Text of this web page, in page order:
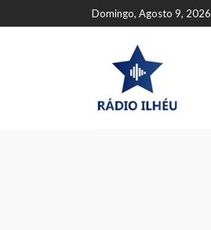
Domingo, Agosto 9, 2026